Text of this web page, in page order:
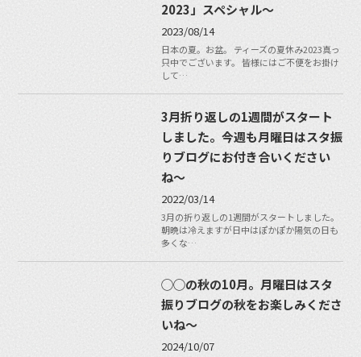
2023」スペシャル〜
2023/08/14
日本の夏。お盆。 ティーズの夏休み2023真っ
只中でございます。 皆様にはご不便をお掛け
して…
3月折り返しの1週間がスタート
しました。今週も月曜日はスタ振
りブログにお付き合いください
ね〜
2022/03/14
3月の折り返しの1週間がスタートしました。
朝晩は冷えますが日中はぽかぽか陽気の日も
多くな…
◯◯の秋の10月。月曜日はスタ
振りブログの秋をお楽しみくださ
いね〜
2024/10/07